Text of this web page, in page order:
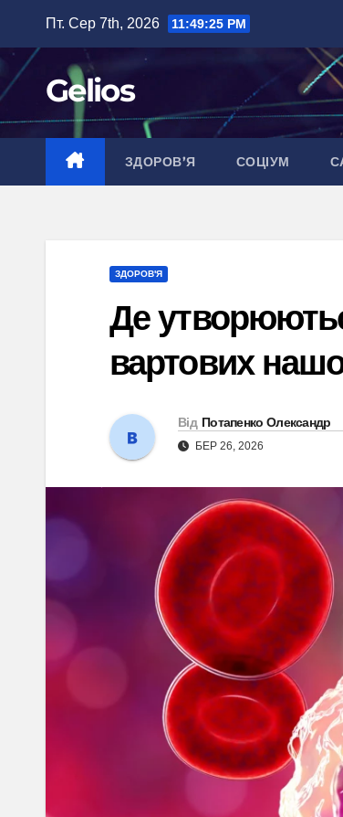
вмісту
Пт. Сер 7th, 2026 11:49:26 PM
Gelios
ЗДОРОВ’Я СОЦІУМ
ЗДОРОВ'Я
Де
вартових
Від Потапенко Олександр
БЕР 26, 2026